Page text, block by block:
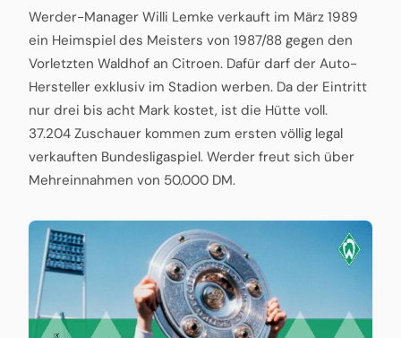
Werder-Manager Willi Lemke verkauft im März 1989
ein Heimspiel des Meisters von 1987/88 gegen den
Vorletzten Waldhof an Citroen. Dafür darf der Auto-
Hersteller exklusiv im Stadion werben. Da der Eintritt
nur drei bis acht Mark kostet, ist die Hütte voll.
37.204 Zuschauer kommen zum ersten völlig legal
verkauften Bundesligaspiel. Werder freut sich über
Mehreinnahmen von 50.000 DM.